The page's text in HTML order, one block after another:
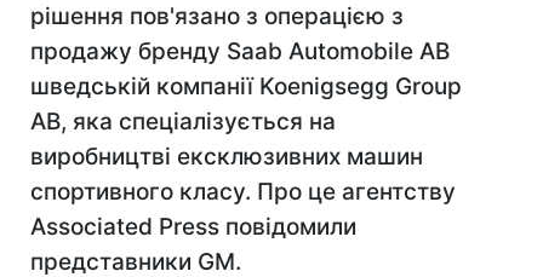
рішення пов'язано з операцією з
продажу бренду Saab Automobile AB
шведській компанії Koenigsegg Group
AB, яка спеціалізується на
виробництві ексклюзивних машин
спортивного класу. Про це агентству
Associated Press повідомили
представники GM.